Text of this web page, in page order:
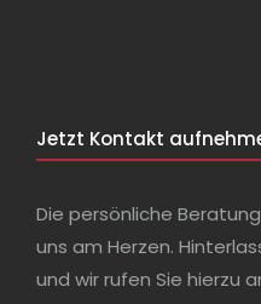
Jetzt Kontakt
Die persönliche
uns am Herzen.
und wir rufen Sie hierzu